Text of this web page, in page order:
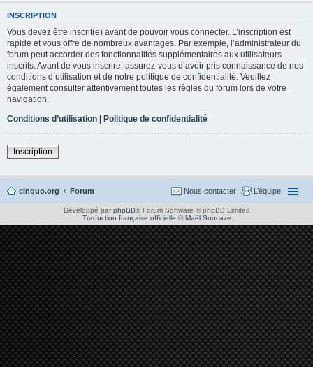
INSCRIPTION
Vous devez être inscrit(e) avant de pouvoir vous connecter. L’inscription est
rapide et vous offre de nombreux avantages. Par exemple, l’administrateur du
forum peut accorder des fonctionnalités supplémentaires aux utilisateurs
inscrits. Avant de vous inscrire, assurez-vous d’avoir pris connaissance de nos
conditions d’utilisation et de notre politique de confidentialité. Veuillez
également consulter attentivement toutes les règles du forum lors de votre
navigation.
Conditions d’utilisation | Politique de confidentialité
Inscription
cinquo.org Forum L’équipe
Nous contacter
Développé par phpBB® Forum Software © phpBB Limited
Traduction française officielle ©Maël Soucaze